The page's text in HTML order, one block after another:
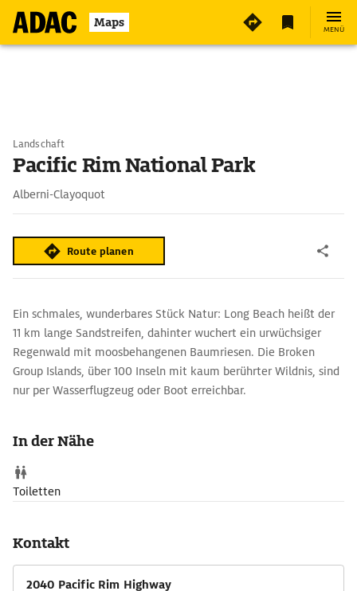
Maps MENÜ
Landschaft
Pacific Rim National Park
Alberni-Clayoquot
Route planen
Ein schmales, wunderbares Stück Natur: Long Beach heißt der
11 km lange Sandstreifen, dahinter wuchert ein urwüchsiger
Regenwald mit moosbehangenen Baumriesen. Die Broken
Group Islands, über 100 Inseln mit kaum berührter Wildnis, sind
nur per Wasserflugzeug oder Boot erreichbar.
Ausflüge auf die Broken Group Islands angeboten.
In der Nähe
Toiletten
Kontakt
2040 Pacific Rim Highway